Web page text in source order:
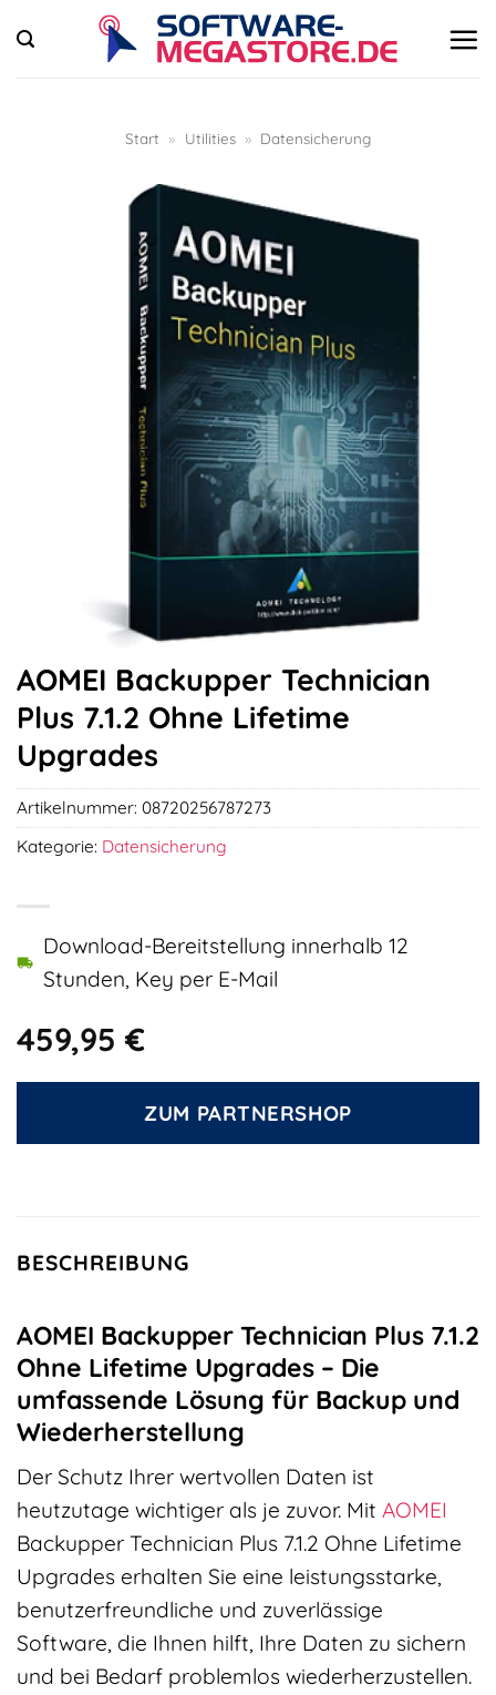
Inhalt
springen
Start » Utilities » Datensicherung
AOMEI Backupper Technician
Plus 7.1.2 Ohne Lifetime
Upgrades
459,95€
Download-Bereitstellung innerhalb 12
Stunden, Key per E-Mail
ZUM PARTNERSHOP
Artikelnummer: 08720256787273
Kategorie: Datensicherung
BESCHREIBUNG
AOMEI Backupper Technician Plus 7.1.2
Ohne Lifetime Upgrades – Die
umfassende Lösung für Backup und
Wiederherstellung
Der Schutz Ihrer wertvollen Daten ist
heutzutage wichtiger als je zuvor. Mit AOMEI
Backupper Technician Plus 7.1.2 Ohne Lifetime
Upgrades erhalten Sie eine leistungsstarke,
benutzerfreundliche und zuverlässige
Software, die Ihnen hilft, Ihre Daten zu sichern
und bei Bedarf problemlos wiederherzustellen.